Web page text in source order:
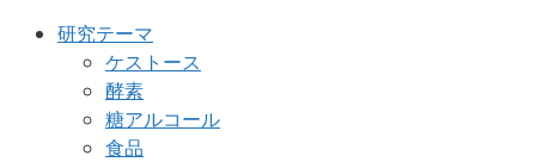
研究テーマ
ケストース
酵素
糖アルコール
食品